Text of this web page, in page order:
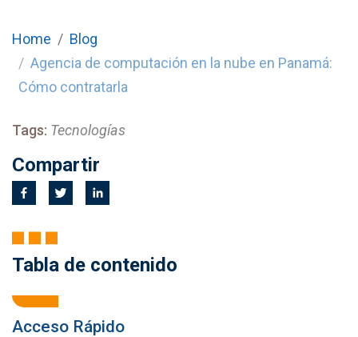
Home
Blog
Agencia de computación en la nube en Panamá:
Cómo contratarla
Tags: Tecnologías
Compartir
Tabla de contenido
Acceso Rápido